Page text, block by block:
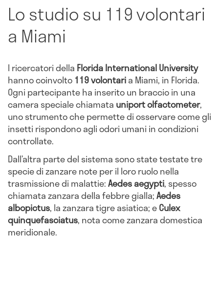
Lo studio su 119 volontari
a Miami
I ricercatori della Florida International University
hanno coinvolto 119 volontaria Miami, in Florida.
Ogni partecipante ha inserito un braccio in una
camera speciale chiamata uniport olfactometer,
uno strumento che permette di osservare come gli
insetti rispondono agli odori umani in condizioni
controllate.
Dall’altra parte del sistema sono state testate tre
specie di zanzare note per il loro ruolo nella
trasmissione di malattie:Aedes aegypti, spesso
chiamata zanzara della febbre gialla;Aedes
albopictus, la zanzara tigre asiatica; eCulex
quinquefasciatus, nota come zanzara domestica
meridionale.